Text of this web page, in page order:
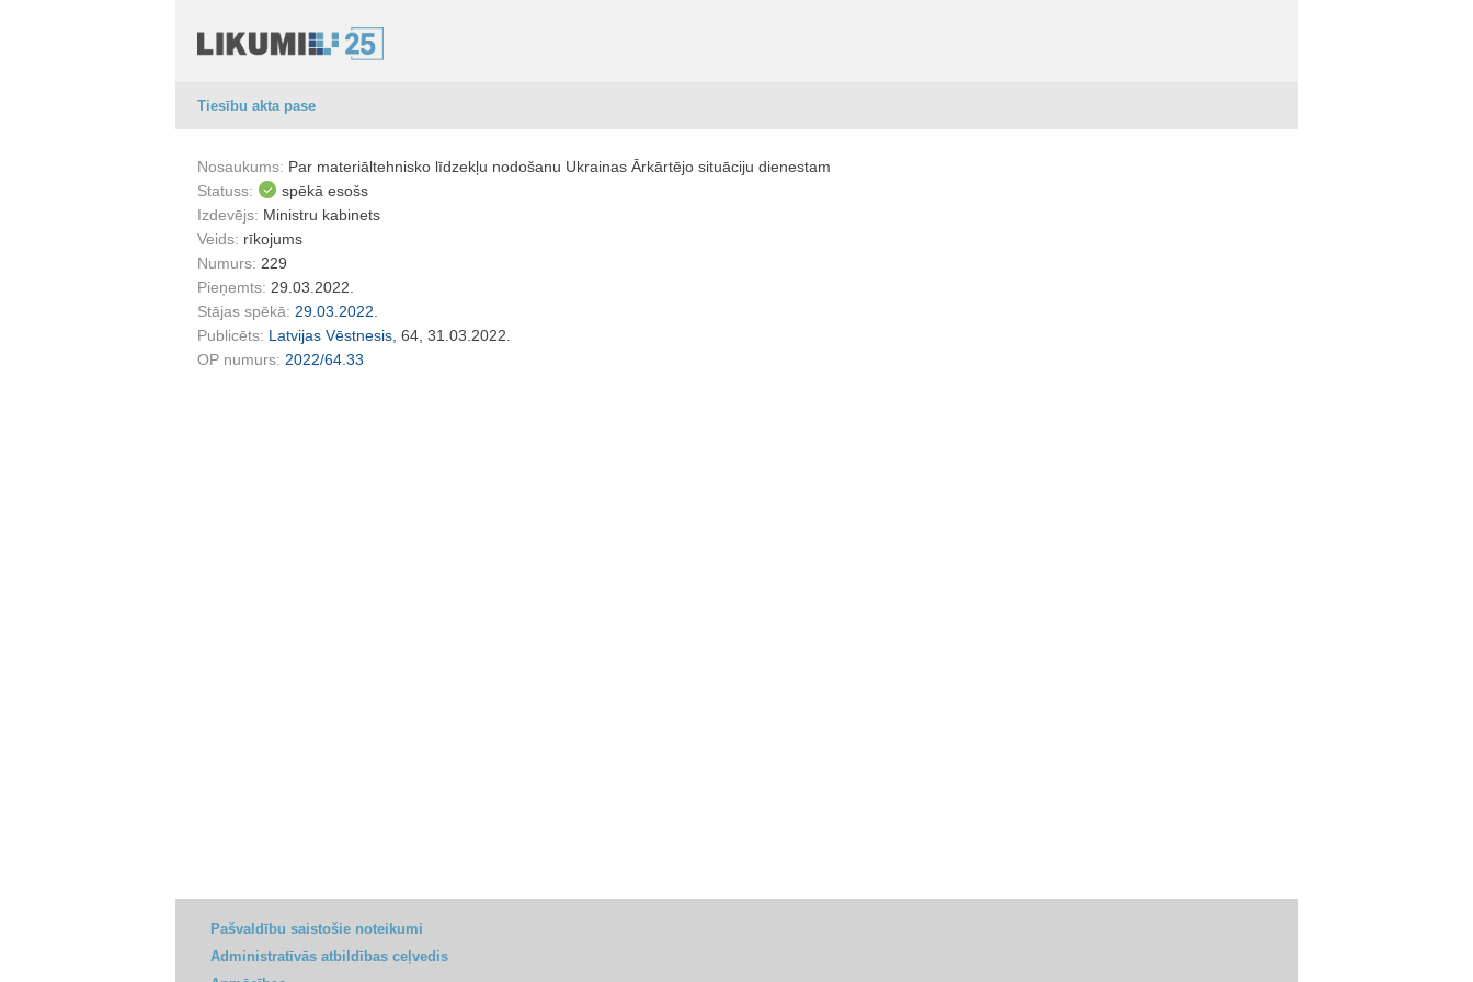
Tiesību akta pase
Nosaukums: Par materiāltehnisko līdzekļu nodošanu Ukrainas Ārkārtējo situāciju dienestam
Statuss:
spēkā esošs
Izdevējs: Ministru kabinets
Veids: rīkojums
Numurs: 229
Pieņemts: 29.03.2022.
Stājas spēkā: 29.03.2022.
Publicēts: Latvijas Vēstnesis , 64, 31.03.2022.
OP numurs: 2022/64.33
Pašvaldību saistošie noteikumi
Administratīvās atbildības ceļvedis